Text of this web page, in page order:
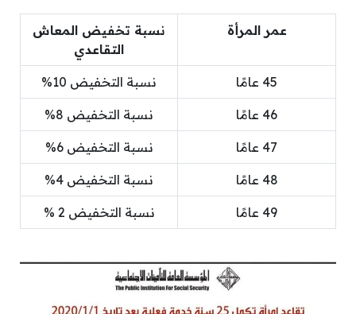
عمر المرأة
نسبة تخفيض المعاش
التقاعدي
45 عامًا نسبة التخفيض 10%
46 عامًا نسبة التخفيض 8%
47 عامًا نسبة التخفيض 6%
48 عامًا نسبة التخفيض 4%
49 عامًا نسبة التخفيض 2 %